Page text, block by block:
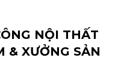
NỘI THẤT
& XƯỞNG SẢN